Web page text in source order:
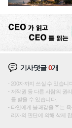
기사댓글0개
200자까지 쓰실 수 있습니
저작권 등 다른 사람의 권
를 받을 수 있습니다.
타인에게 불쾌감을 주는
리자의 판단에 의해 삭제